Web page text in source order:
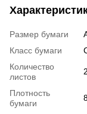
Размер бумаги
Класс бумаги
Количество
листов
Плотность
бумаги